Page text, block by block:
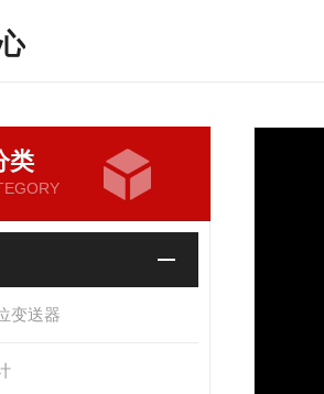
类
变送器